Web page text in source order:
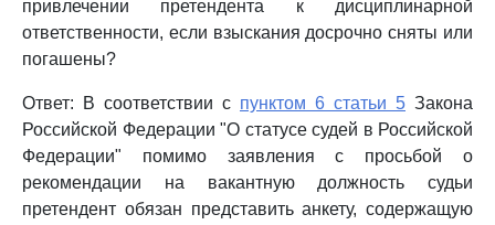
привлечении претендента к дисциплинарной
ответственности, если взыскания досрочно сняты или
погашены?
Ответ: В соответствии с пунктом 6 статьи 5 Закона
Российской Федерации "О статусе судей в Российской
Федерации" помимо заявления с просьбой о
рекомендации на вакантную должность судьи
претендент обязан представить анкету, содержащую